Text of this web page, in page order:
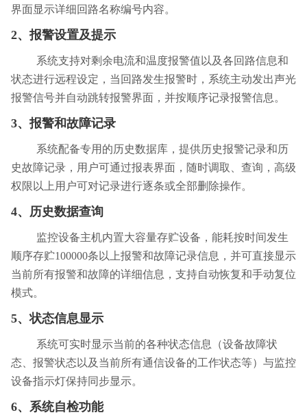
界面显示详细回路名称编号内容。
2、报警设置及提示
系统支持对剩余电流和温度报警值以及各回路信息和
状态进行远程设定，当回路发生报警时，系统主动发出声光
报警信号并自动跳转报警界面，并按顺序记录报警信息。
3、报警和故障记录
系统配备专用的历史数据库，提供历史报警记录和历
史故障记录，用户可通过报表界面，随时调取、查询，高级
权限以上用户可对记录进行逐条或全部删除操作。
4、 历史数据查询
监控设备主机内置大容量存贮设备，能耗按时间发生
顺序存贮100000条以上报警和故障记录信息，并可直接显示
当前所有报警和故障的详细信息，支持自动恢复和手动复位
模式。
5、状态信息显示
系统可实时显示当前的各种状态信息（设备故障状
态、报警状态以及当前所有通信设备的工作状态等）与监控
设备指示灯保持同步显示。
6、 系统自检功能